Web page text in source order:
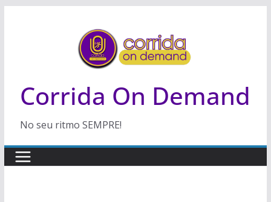
Corrida On Demand
No seu ritmo SEMPRE!